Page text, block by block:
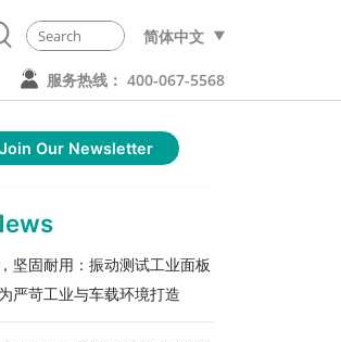
简体中文
服务热线： 400-067-5568
Join Our Newsletter
坚固耐用：振动测试工业面板
严苛工业与车载环境打造